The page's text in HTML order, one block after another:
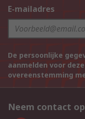
E-mailadres
De persoonlijke
aanmelden voor
overeenstemming
Neem contact op